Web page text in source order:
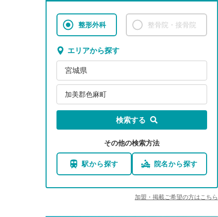
整形外科 整骨院・接骨院
エリアから探す
宮城県
加美郡色麻町
検索する
その他の検索方法
駅から探す 院名から探す
加盟・掲載ご希望の方はこちら